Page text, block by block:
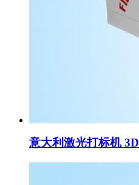
意大利激光打标机 3D